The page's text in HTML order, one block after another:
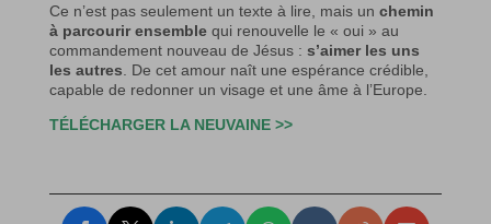
Ce n’est pas seulement un texte à lire, mais un chemin
à parcourir ensemblequi renouvelle le « oui » au
commandement nouveau de Jésus : s’aimer les uns
les autres . De cet amour naît une espérance crédible,
capable de redonner un visage et une âme à l’Europe.
TÉLÉCHARGER LA NEUVAINE >>